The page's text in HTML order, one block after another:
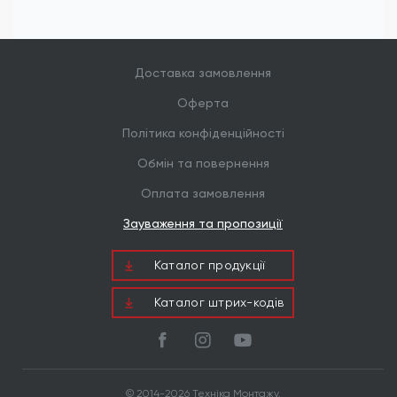
Доставка замовлення
Оферта
Політика конфіденційності
Обмін та повернення
Оплата замовлення
Зауваження та пропозиції
Каталог продукцiї
Каталог штрих-кодів
© 2014-2026 Техніка Монтажу.